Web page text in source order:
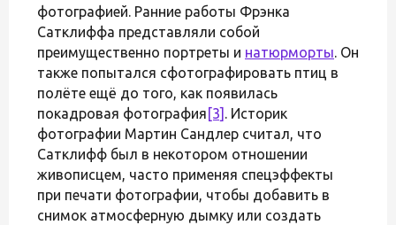
фотографией. Ранние работы Фрэнка
Сатклиффа представляли собой
преимущественно портреты и натюрморты. Он
также попытался сфотографировать птиц в
полёте ещё до того, как появилась
покадровая фотография [3] . Историк
фотографии Мартин Сандлер считал, что
Сатклифф был в некотором отношении
живописцем, часто применяя спецэффекты
при печати фотографии, чтобы добавить в
снимок атмосферную дымку или создать